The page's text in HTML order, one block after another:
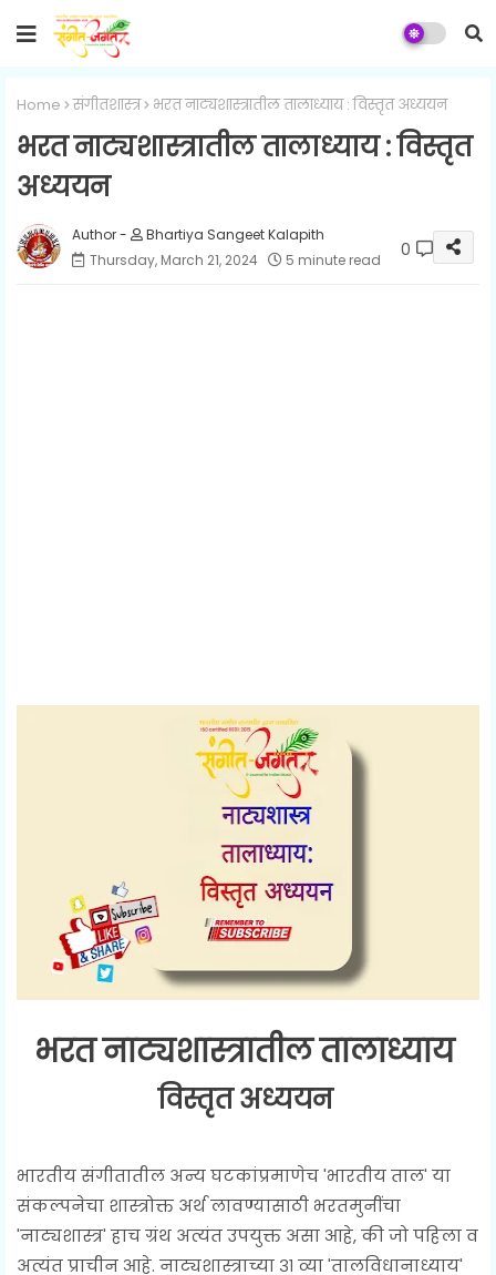
Home संगीतशास्त्र भरत नाट्यशास्त्रातील तालाध्याय : विस्तृत अध्ययन
भरत नाट्यशास्त्रातील तालाध्याय : विस्तृत
अध्ययन
Bhartiya Sangeet Kalapith
Thursday, March 21, 2024
5 minute read 0
भरत नाट्यशास्त्रातील तालाध्याय
विस्तृत अध्ययन
भारतीय संगीतातील अन्य घटकांप्रमाणेच 'भारतीय ताल' या
संकल्पनेचा शास्त्रोक्त अर्थ लावण्यासाठी भरतमुनींचा
'नाट्यशास्त्र' हाच ग्रंथ अत्यंत उपयुक्त असा आहे, की जो पहिला व
अत्यंत प्राचीन आहे. नाट्यशास्त्राच्या ३१ व्या 'तालविधानाध्याय'